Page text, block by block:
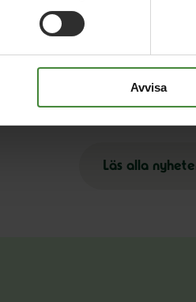
Avvisa
Sverige behöver färre
Läs alla